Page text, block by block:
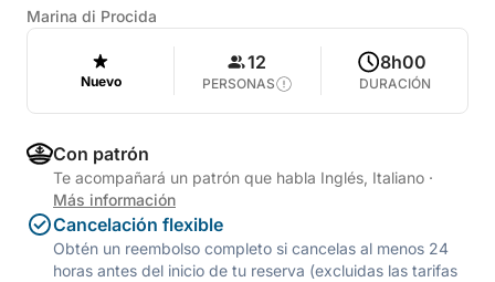
Marina di Procida
Nuevo
12
PERSONAS
8h00
DURACIÓN
Con patrón
Te acompañará un patrón que habla Inglés, Italiano ·
Más información
Cancelación flexible
Obtén un reembolso completo si cancelas al menos 24
horas antes del inicio de tu reserva (excluidas las tarifas